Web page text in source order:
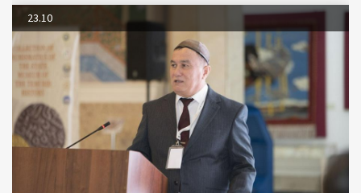
23.10